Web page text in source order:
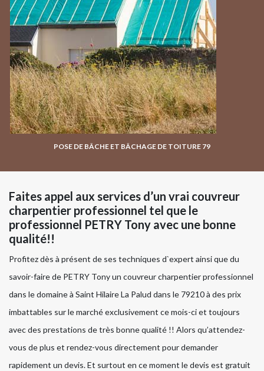
POSE DE BÂCHE ET BÂCHAGE DE TOITURE 79
Faites appel aux services d’un vrai couvreur
charpentier professionnel tel que le
professionnel PETRY Tony avec une bonne
qualité!!
Profitez dès à présent de ses techniques d`expert ainsi que du
savoir-faire de PETRY Tony un couvreur charpentier professionnel
dans le domaine à Saint Hilaire La Palud dans le 79210 à des prix
imbattables sur le marché exclusivement ce mois-ci et toujours
avec des prestations de très bonne qualité !! Alors qu’attendez-
vous de plus et rendez-vous directement pour demander
rapidement un devis. Et surtout en ce moment le devis est gratuit